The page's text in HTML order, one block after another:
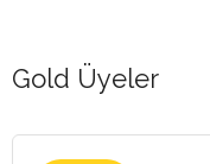
Gold Üyeler